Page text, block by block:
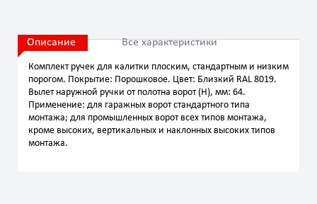
Описание Все характеристики
Комплект ручек для калитки плоским, стандартным и низким
порогом. Покрытие: Порошковое. Цвет: Близкий RAL 8019.
Вылет наружной ручки от полотна ворот (H), мм: 64.
Применение: для гаражных ворот стандартного типа
монтажа; для промышленных ворот всех типов монтажа,
кроме высоких, вертикальных и наклонных высоких типов
монтажа.